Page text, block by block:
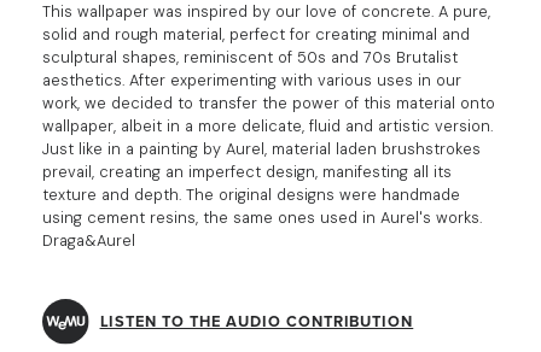
This wallpaper was inspired by our love of concrete. A pure,
solid and rough material, perfect for creating minimal and
sculptural shapes, reminiscent of 50s and 70s Brutalist
aesthetics. After experimenting with various uses in our
work, we decided to transfer the power of this material onto
wallpaper, albeit in a more delicate, fluid and artistic version.
Just like in a painting by Aurel, material laden brushstrokes
prevail, creating an imperfect design, manifesting all its
texture and depth. The original designs were handmade
using cement resins, the same ones used in Aurel's works.
Draga&Aurel
LISTEN TO THE AUDIO CONTRIBUTION